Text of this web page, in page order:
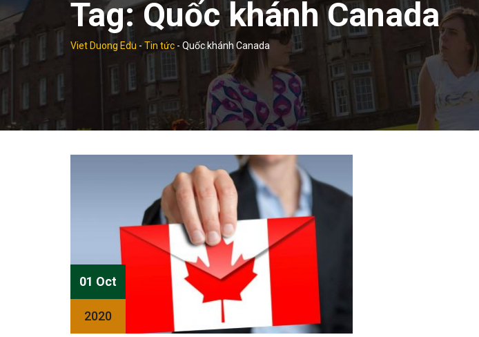
Tag:Quốc khánh Canada
Viet Duong Edu - Tin tức - Quốc khánh Canada
01 Oct
2020